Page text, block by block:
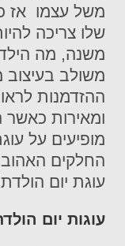
משל עצמו אז
שלו צריכה
משנה, מה הילד
משולב בעיצוב
ההזדמנות
ומאירות
מופיעים על
החלקים
עוגת יום
עוגות יום